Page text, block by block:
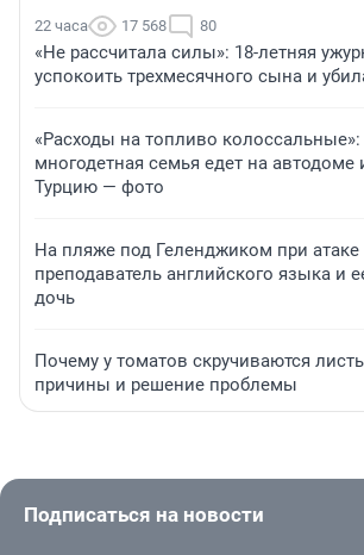
22 часа 17 568 80
«Не рассчитала силы»: 18-летняя
успокоить трехмесячного сына и
«Расходы на топливо колоссальные»:
многодетная семья едет на автодоме
Турцию — фото
На пляже под Геленджиком при
преподаватель английского языка и
дочь
Почему у томатов скручиваются
причины и решение проблемы
Подписаться на новости